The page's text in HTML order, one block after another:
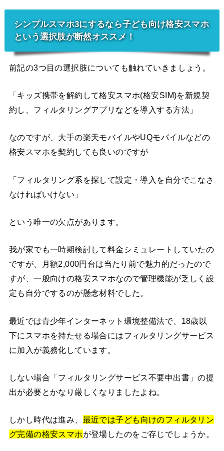
シンプルスマホ3にするなら子ども向け格安スマホ
という選択肢が断然オススメ！
前記の3つ目の選択肢についても触れていきましょう。
「キッズ携帯を解約して格安スマホ(格安SIM)を新規契
約し、フィルタリングアプリなどを導入する方法」
なのですが、大手の楽天モバイルやUQモバイルなどの
格安スマホを契約しても良いのですが
「フィルタリング系を探して設定・導入を自分でこなさ
なければいけない」
という唯一の欠点があります。
我が家でも一時期検討して料金シミュレートしていたの
ですが、月額2,000円台は当たり前で魅力的だったので
すが、一般向けの格安スマホなので管理機能が乏しく設
定も自分でするのが懸念材料でした。
最近では青少年インターネット環境整備法で、18歳以
下にスマホを持たせる場合にはフィルタリングサービス
に加入が義務化しています。
しない場合「フィルタリングサービス不要申出書」の提
出が必要とかなり厳しくなりましたよね。
しかし時代は進み、 最近では子ども向けのフィルタリン
グ完備の格安スマホが登場したのをご存じでしょうか。